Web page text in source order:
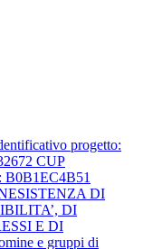
progetto:
CUP
B0B1EC4B51
DI
DI
E DI
e gruppi di